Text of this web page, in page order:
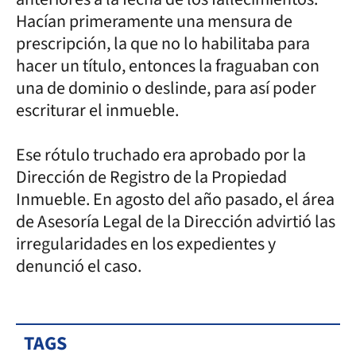
Hacían primeramente una mensura de
prescripción, la que no lo habilitaba para
hacer un título, entonces la fraguaban con
una de dominio o deslinde, para así poder
escriturar el inmueble.
Ese rótulo truchado era aprobado por la
Dirección de Registro de la Propiedad
Inmueble. En agosto del año pasado, el área
de Asesoría Legal de la Dirección advirtió las
irregularidades en los expedientes y
denunció el caso.
TAGS